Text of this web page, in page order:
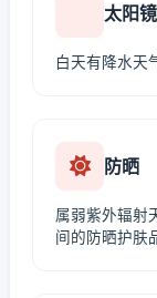
太阳镜
白天有降水天
防晒
属弱紫外辐射
间的防晒护肤